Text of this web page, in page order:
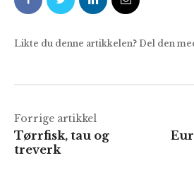
Likte du denne artikkelen? Del den
Forrige artikkel
Tørrfisk, tau og
treverk